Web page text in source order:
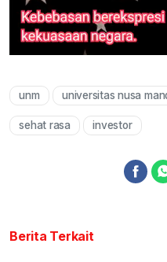
unm universitas nusa
sehat rasa investor
Berita Terkait